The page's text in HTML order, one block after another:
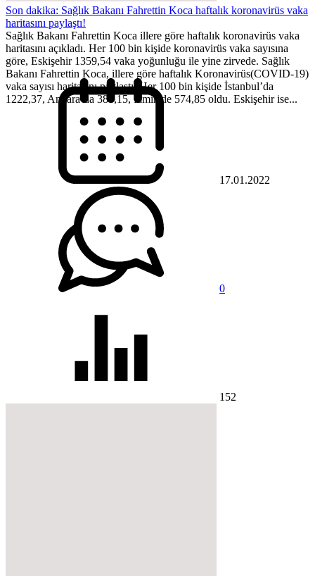
Son dakika: Sağlık Bakanı Fahrettin Koca haftalık koronavirüs vaka
haritasını paylaştı!
Sağlık Bakanı Fahrettin Koca illere göre haftalık koronavirüs vaka
haritasını açıkladı. Her 100 bin kişide koronavirüs vaka sayısına
göre, Eskişehir 1359,54 vaka yoğunluğu ile yine zirvede. Sağlık
Bakanı Fahrettin Koca, illere göre haftalık Koronavirüs(COVID-19)
vaka sayısı haritasını paylaştı. Her 100 bin kişide İstanbul’da
1222,37, Ankara’da 386,15, İzmir’de 574,85 oldu. Eskişehir ise...
17.01.2022
0
152